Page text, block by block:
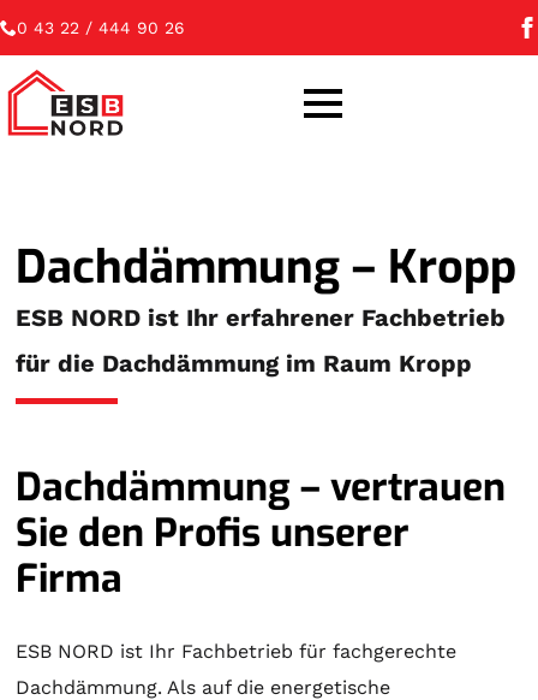
0 43 22 / 444 90 26
Dachdämmung – Kropp
ESB NORD ist Ihr erfahrener Fachbetrieb
für die Dachdämmung im Raum Kropp
Dachdämmung – vertrauen
Sie den Profis unserer
Firma
ESB NORD ist Ihr Fachbetrieb für fachgerechte
Dachdämmung. Als auf die energetische